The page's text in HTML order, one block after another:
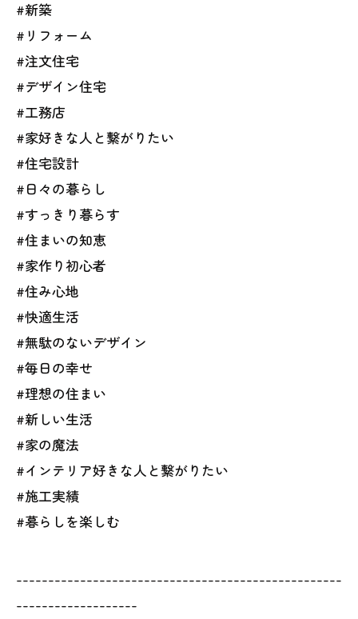
#新築
#リフォーム
#注文住宅
#デザイン住宅
#工務店
#家好きな人と繋がりたい
#住宅設計
#日々の暮らし
#すっきり暮らす
#住まいの知恵
#家作り初心者
#住み心地
#快適生活
#無駄のないデザイン
#毎日の幸せ
#理想の住まい
#新しい生活
#家の魔法
#インテリア好きな人と繋がりたい
#施工実績
#暮らしを楽しむ
---------------------------------------------------
-------------------